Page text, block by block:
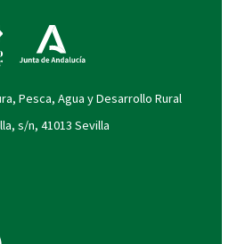
Pesca, Agua y Desarrollo Rural
s/n, 41013 Sevilla